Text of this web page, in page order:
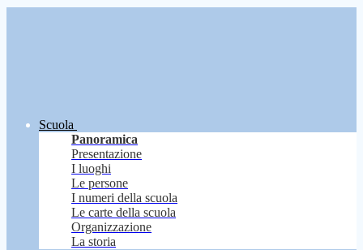
Scuola
Panoramica
Presentazione
I luoghi
Le persone
I numeri della scuola
Le carte della scuola
Organizzazione
La storia